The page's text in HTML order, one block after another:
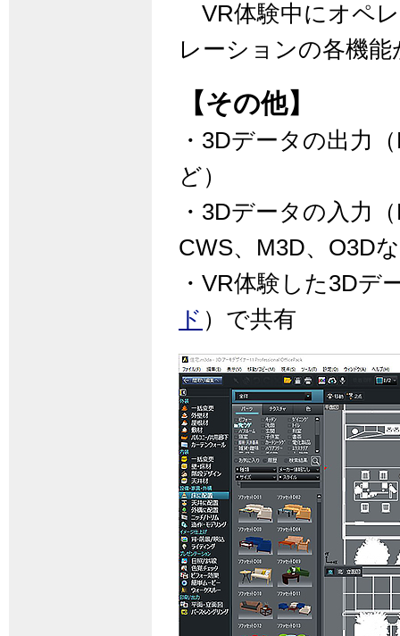
VR体験中にオペ
レーションの各機能
【その他】
・3Dデータの出力
ど）
・3Dデータの入力
CWS、M3D、O3D
・VR体験した3Dデ
ド ）で共有